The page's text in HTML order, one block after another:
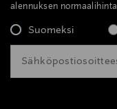
alennuksen
Suomeksi